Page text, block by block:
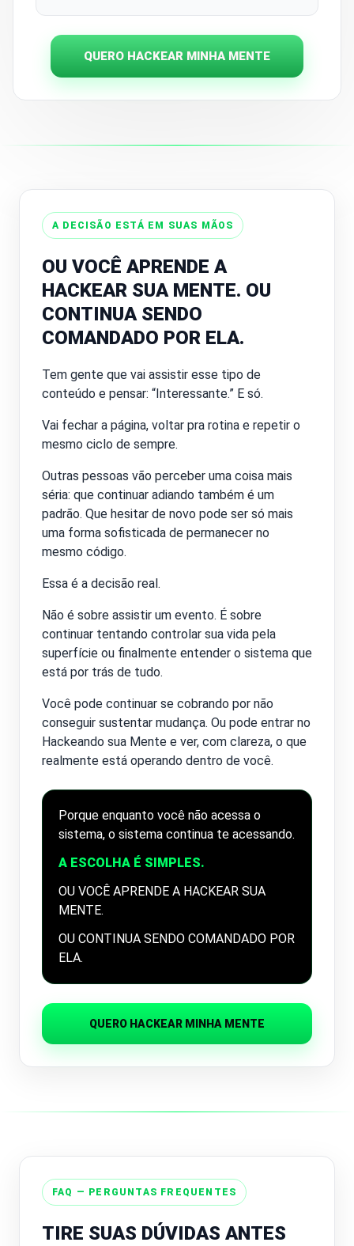
QUERO HACKEAR MINHA MENTE
A DECISÃO ESTÁ EM SUAS MÃOS
OU VOCÊ APRENDE A
HACKEAR SUA MENTE. OU
CONTINUA SENDO
COMANDADO POR ELA.
Tem gente que vai assistir esse tipo de
conteúdo e pensar: “Interessante.” E só.
Vai fechar a página, voltar pra rotina e repetir o
mesmo ciclo de sempre.
Outras pessoas vão perceber uma coisa mais
séria: que continuar adiando também é um
padrão. Que hesitar de novo pode ser só mais
uma forma sofisticada de permanecer no
mesmo código.
Essa é a decisão real.
Não é sobre assistir um evento. É sobre
continuar tentando controlar sua vida pela
superfície ou finalmente entender o sistema que
está por trás de tudo.
Você pode continuar se cobrando por não
conseguir sustentar mudança. Ou pode entrar no
Hackeando sua Mente e ver, com clareza, o que
realmente está operando dentro de você.
Porque enquanto você não acessa o
sistema, o sistema continua te acessando.
A ESCOLHA É SIMPLES.
OU VOCÊ APRENDE A HACKEAR SUA
MENTE.
OU CONTINUA SENDO COMANDADO POR
ELA.
QUERO HACKEAR MINHA MENTE
FAQ — PERGUNTAS FREQUENTES
TIRE SUAS DÚVIDAS ANTES